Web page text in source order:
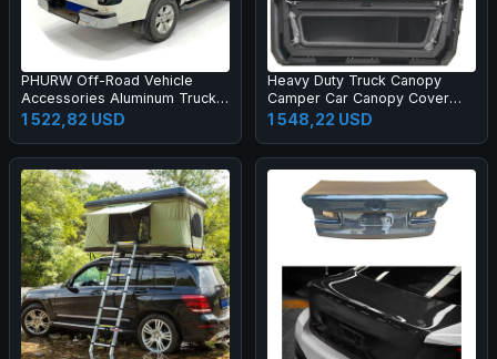
PHURW Off-Road Vehicle
Accessories Aluminum Trucks
Bed Canopy For TOYOTA
HILUX Pickup Truck Canopy
1 522,82 USD
Heavy Duty Truck Canopy
Camper Car Canopy Cover
4x4 Truck Pickup Bed Canopy
1 548,22 USD